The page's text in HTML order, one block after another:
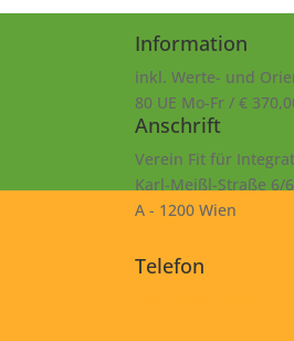
Information
inkl. Werte- und
80 UE Mo-Fr / €
Anschrift
Verein Fit für
Karl-Meißl-Straße 6/
A - 1200 Wien
Telefon